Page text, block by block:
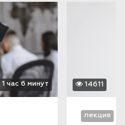
1 час 6 минут 14611
лекция